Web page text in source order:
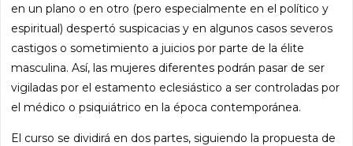
en un plano o en otro (pero especialmente en el político y
espiritual) despertó suspicacias y en algunos casos severos
castigos o sometimiento a juicios por parte de la élite
masculina. Así, las mujeres diferentes podrán pasar de ser
vigiladas por el estamento eclesiástico a ser controladas por
el médico o psiquiátrico en la época contemporánea.
El curso se dividirá en dos partes, siguiendo la propuesta de